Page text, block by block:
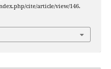
cite/article/view/146.